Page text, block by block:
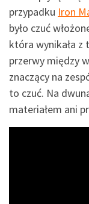
przypadku Iron
było czuć
która wynikała z
przerwy między
znaczący na
to czuć. Na
materiałem ani